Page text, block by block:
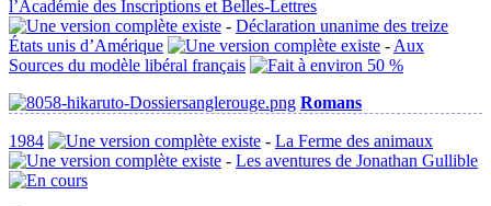
l’Académie des Inscriptions et Belles-Lettres
- Déclaration unanime des treize
États unis d’Amérique
- Aux
Sources du modèle libéral français
Romans
1984 - La Ferme des animaux
- Les aventures de Jonathan Gullible